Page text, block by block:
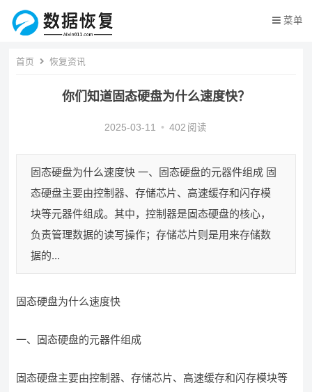
菜单
首页 恢复资讯
你们知道固态硬盘为什么速度快？
2025-03-11 • 402 阅读
固态硬盘为什么速度快 一、固态硬盘的元器件组成 固
态硬盘主要由控制器、存储芯片、高速缓存和闪存模
块等元器件组成。其中，控制器是固态硬盘的核心，
负责管理数据的读写操作；存储芯片则是用来存储数
据的...
固态硬盘为什么速度快
一、固态硬盘的元器件组成
固态硬盘主要由控制器、存储芯片、高速缓存和闪存模块等